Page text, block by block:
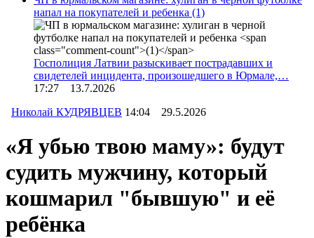
напал на покупателей и ребенка (1)
Госполиция Латвии разыскивает пострадавших и
свидетелей инцидента, произошедшего в Юрмале,…
17:27 13.7.2026
Николай КУДРЯВЦЕВ 14:04 29.5.2026
«Я убью твою маму»: будут
судить мужчину, который
кошмарил "бывшую" и её
ребёнка